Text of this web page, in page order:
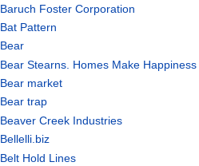
Baruch Foster Corporation
Bat Pattern
Bear
Bear Stearns. Homes Make Happiness
Bear market
Bear trap
Beaver Creek Industries
Bellelli.biz
Belt Hold Lines